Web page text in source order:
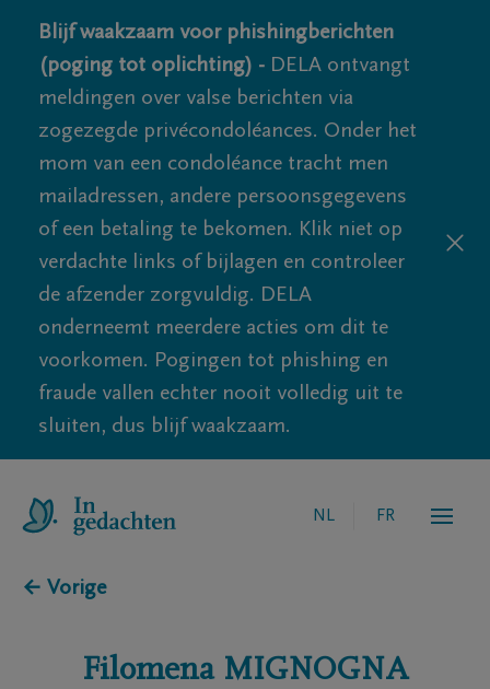
Blijf waakzaam voor phishingberichten
(poging tot oplichting) - DELA ontvangt
meldingen over valse berichten via
zogezegde privécondoléances. Onder het
mom van een condoléance tracht men
mailadressen, andere persoonsgegevens
of een betaling te bekomen. Klik niet op
verdachte links of bijlagen en controleer
de afzender zorgvuldig. DELA
onderneemt meerdere acties om dit te
voorkomen. Pogingen tot phishing en
fraude vallen echter nooit volledig uit te
sluiten, dus blijf waakzaam.
NL FR
← Vorige
Filomena MIGNOGNA